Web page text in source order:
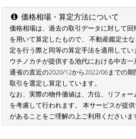
価格相場・算定方法について
価格相場は、過去の取引データに対して回
を用いて算定したもので、 不動産鑑定士
定を行う際と同等の算定手法を適用してい
ウチノカチが提供する池代における中古
通省の直近の2020/12から2022/06までの
取引を選定し算定しています。
なお、実際の物件価値は、方位、リフォ
を考慮して行われます。 本サービスが提
があることをご理解の上ご利用くださいま